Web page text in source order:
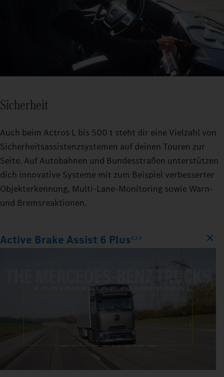
Sicherheit
Auch beim Actros L bis 500 t steht dir eine Vielzahl von
Sicherheitsassistenzsystemen auf deinen Touren zur
Seite. Auf Autobahnen und Bundesstraßen unterstützen
dich innovative Systeme mit zum Beispiel verbesserter
Objekterkennung, Multi-Lane-Monitoring sowie Warn-
und Bremsreaktionen.
Active Brake Assist 6 Plus2,3,4